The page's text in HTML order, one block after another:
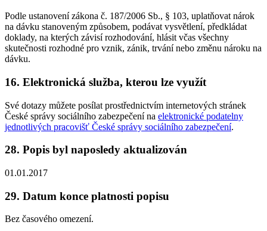
Podle ustanovení zákona č. 187/2006 Sb., § 103, uplatňovat nárok
na dávku stanoveným způsobem, podávat vysvětlení, předkládat
doklady, na kterých závisí rozhodování, hlásit včas všechny
skutečnosti rozhodné pro vznik, zánik, trvání nebo změnu nároku na
dávku.
16. Elektronická služba, kterou lze využít
Své dotazy můžete posílat prostřednictvím internetových stránek
České správy sociálního zabezpečení na elektronické podatelny
jednotlivých pracovišť České správy sociálního zabezpečení.
28. Popis byl naposledy aktualizován
01.01.2017
29. Datum konce platnosti popisu
Bez časového omezení.